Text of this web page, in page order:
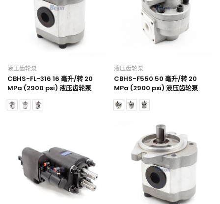
液压齿轮泵
CBHS-FL-316 16 毫升/转 20
MPa (2900 psi) 液压齿轮泵
液压齿轮泵
CBHS-F550 50 毫升/转 20
MPa (2900 psi) 液压齿轮泵